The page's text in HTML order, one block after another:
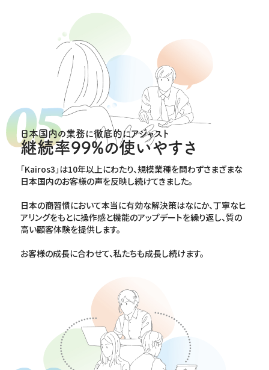
日本国内の業務に徹底的にアジャスト
継続率99%の使いやすさ
｢Kairos3｣は10年以上にわたり、規模業種を問わずさまざまな
日本国内のお客様の声を反映し続けてきました。
日本の商習慣において本当に有効な解決策はなにか、丁寧なヒ
アリングをもとに操作感と機能のアップデートを繰り返し、質の
高い顧客体験を提供します。
お客様の成長に合わせて、私たちも成長し続けます。